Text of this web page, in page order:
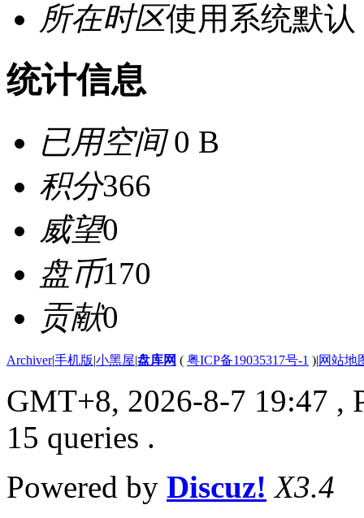
所在时区使用系统默认
统计信息
已用空间0 B
积分366
威望0
盘币170
贡献0
Archiver|手机版|小黑屋|盘库网 ( 粤ICP备19035317号-1 )|网站地
GMT+8, 2026-8-7 19:47 ,
15 queries .
Powered by Discuz! X3.4